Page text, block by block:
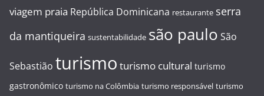
viagem praia República Dominicana restaurante serra
da mantiqueira sustentabilidade são paulo São
Sebastião turismo turismo cultural turismo
gastronômico turismo na Colômbia turismo responsável turismo